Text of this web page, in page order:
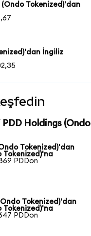
Tokenized)'dan
İngiliz
Holdings
Tokenized)'dan
Tokenized)'na
PDDon
Tokenized)'dan
Tokenized)'na
PDDon